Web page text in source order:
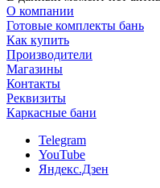
О компании
Готовые комплекты бань
Как купить
Производители
Магазины
Контакты
Реквизиты
Каркасные бани
Telegram
YouTube
Яндекс.Дзен